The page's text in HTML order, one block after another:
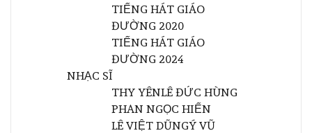
TIẾNG HÁT GIÁO
ĐƯỜNG 2020
TIẾNG HÁT GIÁO
ĐƯỜNG 2024
NHẠC SĨ
THY YÊNLÊ ĐỨC HÙNG
PHAN NGỌC HIẾN
LÊ VIỆT DŨNGÝ VŨ